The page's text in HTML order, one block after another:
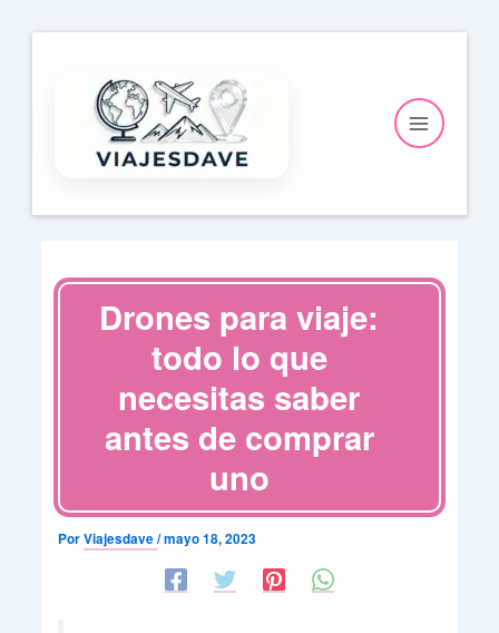
contenido
Drones para viaje:
todo lo que
necesitas saber
antes de comprar
uno
PorViajesdave/mayo 18, 2023